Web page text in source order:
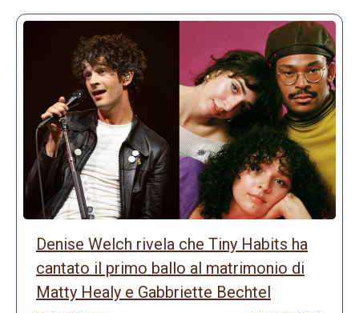
Denise Welch rivela che Tiny Habits ha
cantato il primo ballo al matrimonio di
Matty Healy e Gabbriette Bechtel